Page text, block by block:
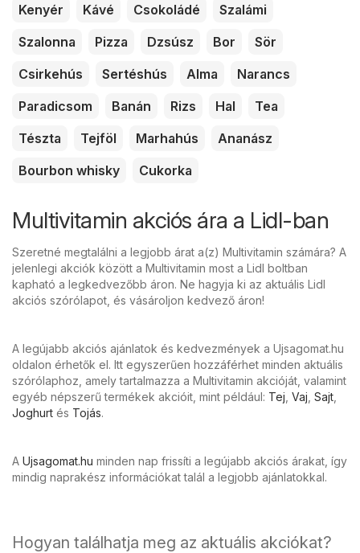
Kenyér
Kávé Csokoládé
Szalámi
Szalonna
Pizza Dzsúsz Bor
Sör
Csirkehús
Sertéshús Alma
Narancs
Paradicsom
Banán Rizs Hal
Tea
Tészta
Tejföl Marhahús
Ananász
Bourbon whisky
Cukorka
Multivitamin akciós ára a Lidl-ban
Szeretné megtalálni a legjobb árat a(z) Multivitamin számára? A
jelenlegi akciók között a Multivitamin most a Lidl boltban
kapható a legkedvezőbb áron. Ne hagyja ki az aktuális Lidl
akciós szórólapot, és vásároljon kedvező áron!
A legújabb akciós ajánlatok és kedvezmények a Ujsagomat.hu
oldalon érhetők el. Itt egyszerűen hozzáférhet minden aktuális
szórólaphoz, amely tartalmazza a Multivitamin akcióját, valamint
egyéb népszerű termékek akcióit, mint például: Tej Vaj Sajt
Joghurt és Tojás.
A Ujsagomat.hu minden nap frissíti a legújabb akciós árakat, így
mindig naprakész információkat talál a legjobb ajánlatokkal.
Hogyan találhatja meg az aktuális akciókat?